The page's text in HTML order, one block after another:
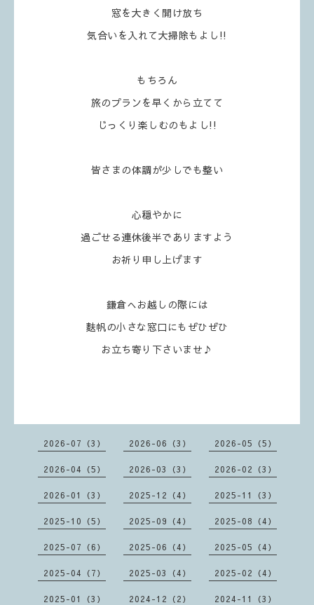
窓を大きく開け放ち
気合いを入れて大掃除もよし!!
もちろん
旅のプランを早くから立てて
じっくり楽しむのもよし!!
皆さまの体調が少しでも整い
心穏やかに
過ごせる連休後半でありますよう
お祈り申し上げます
鎌倉へお越しの際には
麩帆の小さな窓口にもぜひぜひ
お立ち寄り下さいませ♪
2026-07（3） 2026-06（3） 2026-05（5）
2026-04（5） 2026-03（3） 2026-02（3）
2026-01（3） 2025-12（4） 2025-11（3）
2025-10（5） 2025-09（4） 2025-08（4）
2025-07（6） 2025-06（4） 2025-05（4）
2025-04（7） 2025-03（4） 2025-02（4）
2025-01（3） 2024-12（2） 2024-11（3）